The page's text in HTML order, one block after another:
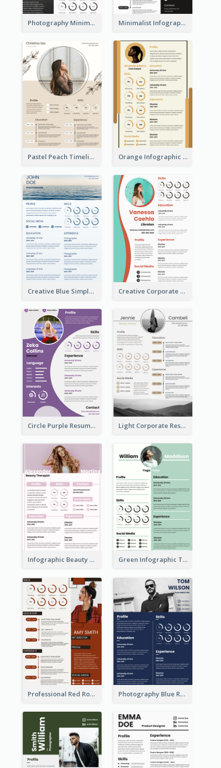
Photography Minimalist Design Resume Minimalist Infographic Resume
Pastel Peach Timeline Resume Orange Infographic Market Analyst Resume
Creative Blue Simple Resume Creative Corporate Teal Resume
Circle Purple Resume Light Corporate Resume
Infographic Beauty Consultant Resume Green Infographic Teacher Resume
Professional Red Rouge Resume Photography Blue Resume